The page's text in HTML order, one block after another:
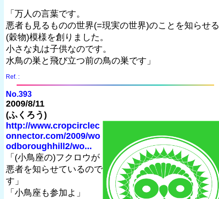
「万人の言葉です。
悪者も見るものの世界(=現実の世界)のことを知らせる
(穀物)模様を創りました。
小さな丸は子供なのです。
水鳥の巣と飛び立つ前の鳥の巣です」
Ref. :
No.393
2009/8/11
(ふくろう)
http://www.cropcirclec
onnector.com/2009/wo
odboroughhill2/wo...
「(小鳥座の)フクロウが
悪者を知らせているので
す」
「小鳥座も参加よ」